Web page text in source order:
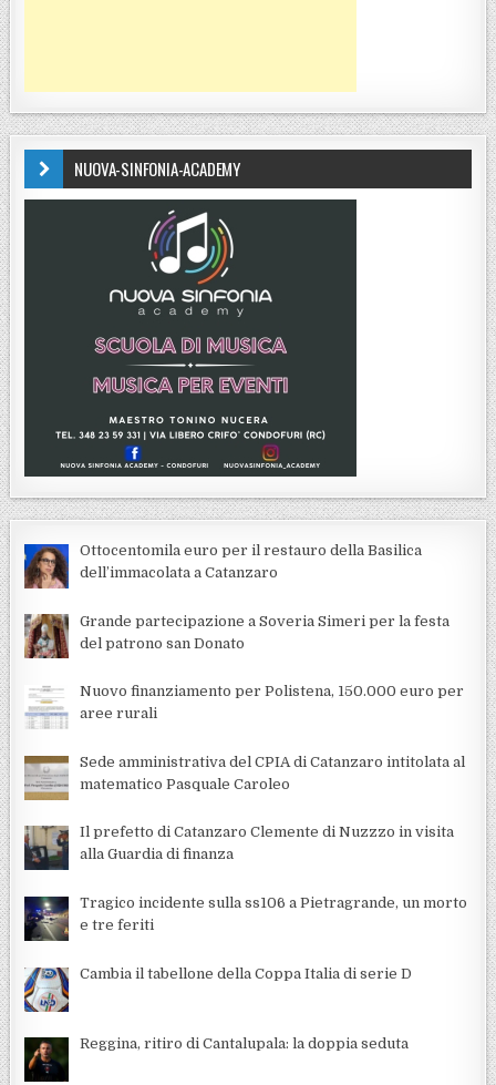
NUOVA-SINFONIA-ACADEMY
Ottocentomila euro per il restauro della Basilica
dell’immacolata a Catanzaro
Grande partecipazione a Soveria Simeri per la festa
del patrono san Donato
Nuovo finanziamento per Polistena, 150.000 euro per
aree rurali
Sede amministrativa del CPIA di Catanzaro intitolata al
matematico Pasquale Caroleo
Il prefetto di Catanzaro Clemente di Nuzzzo in visita
alla Guardia di finanza
Tragico incidente sulla ss106 a Pietragrande, un morto
e tre feriti
Cambia il tabellone della Coppa Italia di serie D
Reggina, ritiro di Cantalupala: la doppia seduta